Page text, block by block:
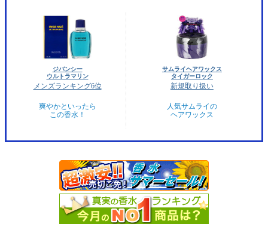
ジバンシー
ウルトラマリン
メンズランキング6位
爽やかといったら
この香水！
サムライヘアワックス
タイガーロック
新規取り扱い
人気サムライの
ヘアワックス